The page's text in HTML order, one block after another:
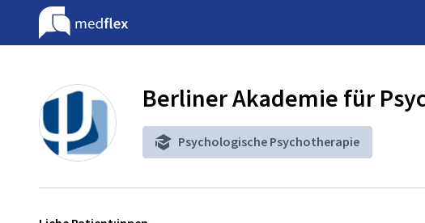
Berliner Akademie für
Psychologische Psychotherapie